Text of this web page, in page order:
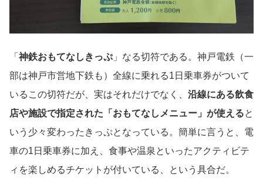
「 神鉄おもてなしきっぷ」なる切符である。神戸電鉄（一
部は神戸市営地下鉄も）全線に乗れる1日乗車券がついて
いるこの切符だが、実はそれだけでなく、 沿線にある飲食
店や施設で指定された「おもてなしメニュー」が使えると
いう少々変わったきっぷとなっている。簡単に言うと、電
車の1日乗車券に加え、食事や温泉といったアクティビテ
ィを楽しめるチケットが付いている、という具合だ。